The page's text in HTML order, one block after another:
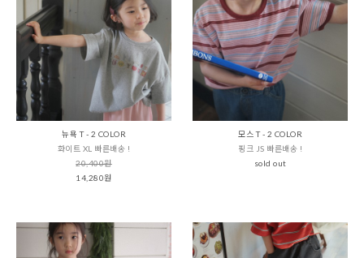
뉴욕 T - 2 COLOR
화이트 XL 빠른배송 !
20,400원
14,280원
모스 T - 2 COLOR
핑크 JS 빠른배송 !
sold out